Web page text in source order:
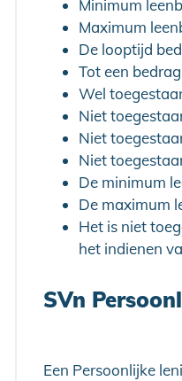
Minimum
Maximum
De looptijd
Tot een
Wel
Niet
Niet
Niet
De minimum
De maximum
Het is niet
het indienen
SVn
Een Persoonlijke